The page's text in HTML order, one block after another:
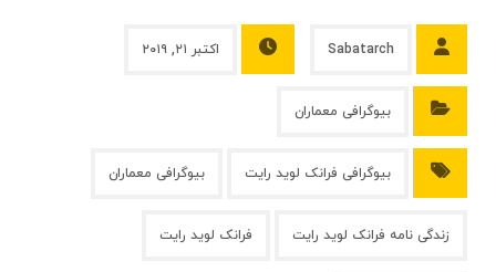
Sabatarch اکتبر ۲۱, ۲۰۱۹
بیوگرافی معماران
بیوگرافی فرانک لوید رایت بیوگرافی معماران
زندگی نامه فرانک لوید رایت فرانک لوید رایت